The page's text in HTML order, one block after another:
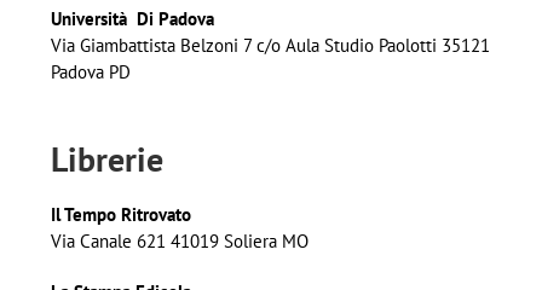
Università Di Padova
Via Giambattista Belzoni 7 c/o Aula Studio Paolotti 35121
Padova PD
Librerie
Il Tempo Ritrovato
Via Canale 621 41019 Soliera MO